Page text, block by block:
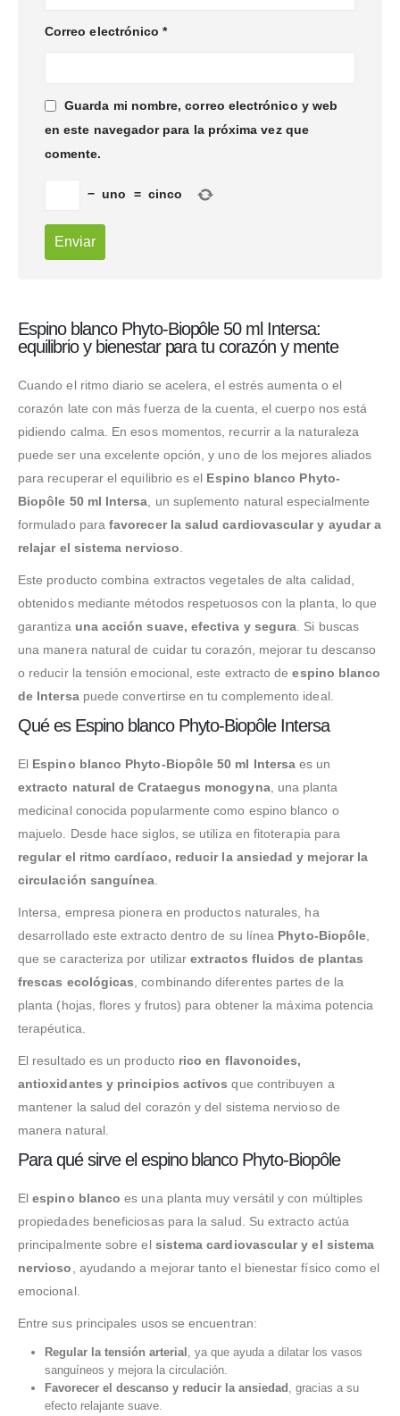
Correo electrónico*
Guarda mi nombre, correo electrónico y web
en este navegador para la próxima vez que
comente.
− uno = cinco
Espino blanco Phyto-Biopôle 50 ml Intersa:
equilibrio y bienestar para tu corazón y mente
Cuando el ritmo diario se acelera, el estrés aumenta o el
corazón late con más fuerza de la cuenta, el cuerpo nos está
pidiendo calma. En esos momentos, recurrir a la naturaleza
puede ser una excelente opción, y uno de los mejores aliados
para recuperar el equilibrio es el Espino blanco Phyto-
Biopôle 50 ml Intersa , un suplemento natural especialmente
formulado parafavorecer la salud cardiovascular y ayudar a
relajar el sistema nervioso
Este producto combina extractos vegetales de alta calidad,
obtenidos mediante métodos respetuosos con la planta, lo que
garantiza una acción suave, efectiva y segura . Si buscas
una manera natural de cuidar tu corazón, mejorar tu descanso
o reducir la tensión emocional, este extracto deespino blanco
de Intersapuede convertirse en tu complemento ideal.
Qué es Espino blanco Phyto-Biopôle Intersa
El Espino blanco Phyto-Biopôle 50 ml Intersa es un
extracto natural de Crataegus monogyna, una planta
medicinal conocida popularmente como espino blanco o
majuelo. Desde hace siglos, se utiliza en fitoterapia para
regular el ritmo cardíaco, reducir la ansiedad y mejorar la
circulación sanguínea
Intersa, empresa pionera en productos naturales, ha
desarrollado este extracto dentro de su línea Phyto-Biopôle
que se caracteriza por utilizarextractos fluidos de plantas
frescas ecológicas , combinando diferentes partes de la
planta (hojas, flores y frutos) para obtener la máxima potencia
terapéutica.
El resultado es un producto rico en flavonoides,
antioxidantes y principios activos que contribuyen a
mantener la salud del corazón y del sistema nervioso de
manera natural.
Para qué sirve el espino blanco Phyto-Biopôle
Elespino blanco es una planta muy versátil y con múltiples
propiedades beneficiosas para la salud. Su extracto actúa
principalmente sobre el sistema cardiovascular y el sistema
nervioso , ayudando a mejorar tanto el bienestar físico como el
emocional.
Entre sus principales usos se encuentran:
Regular la tensión arterial , ya que ayuda a dilatar los vasos
sanguíneos y mejora la circulación.
Favorecer el descanso y reducir la ansiedad , gracias a su
efecto relajante suave.